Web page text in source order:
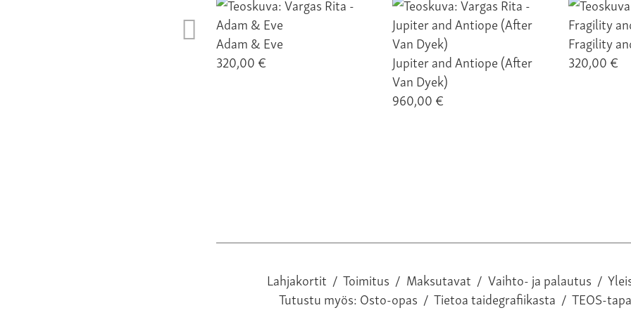
Adam & Eve
320,00 €
Jupiter and Antiope (After
Van Dyek)
960,00 €
Fragility
320,00 €
Lahjakortit / Toimitus / Maksutavat / Vaihto- ja palautus /
Tutustu myös:Osto-opas / Tietoa taidegrafiikasta / TEOS-